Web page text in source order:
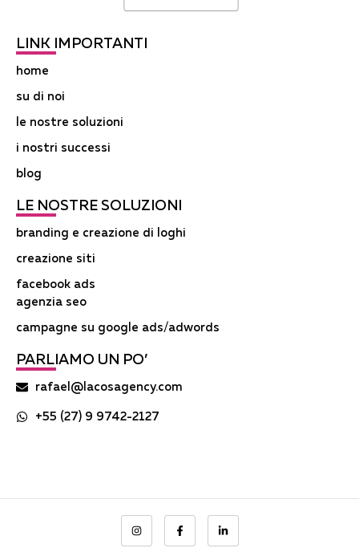
LINK IMPORTANTI
home
su di noi
le nostre soluzioni
i nostri successi
blog
LE NOSTRE SOLUZIONI
branding e creazione di loghi
creazione siti
facebook ads
agenzia seo
campagne su google ads/adwords
PARLIAMO UN PO’
rafael@lacosagency.com
+55 (27) 9 9742-2127